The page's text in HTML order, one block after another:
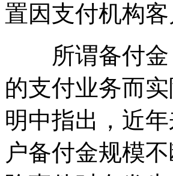
置因支付机构
所谓备付金
的支付业务而
明中指出，近
户备付金规模